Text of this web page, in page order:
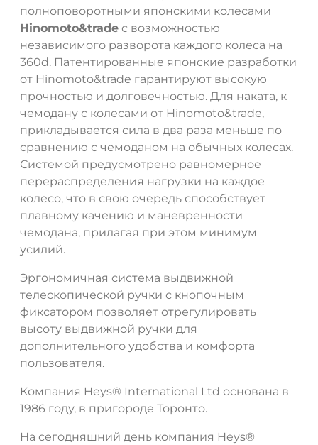
полноповоротными японскими колесами
Hinomoto&trade с возможностью
независимого разворота каждого колеса на
360d. Патентированные японские разработки
от Hinomoto&trade гарантируют высокую
прочностью и долговечностью. Для наката, к
чемодану с колесами от Hinomoto&trade,
прикладывается сила в два раза меньше по
сравнению с чемоданом на обычных колесах.
Системой предусмотрено равномерное
перераспределения нагрузки на каждое
колесо, что в свою очередь способствует
плавному качению и маневренности
чемодана, прилагая при этом минимум
усилий.
Эргономичная система выдвижной
телескопической ручки с кнопочным
фиксатором позволяет отрегулировать
высоту выдвижной ручки для
дополнительного удобства и комфорта
пользователя.
Компания Heys® International Ltd основана в
1986 году, в пригороде Торонто.
На сегодняшний день компания Heys®
ДА НЕТ